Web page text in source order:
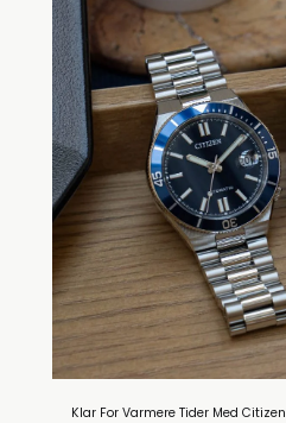
Klar For Varmere Tider Med Citizen